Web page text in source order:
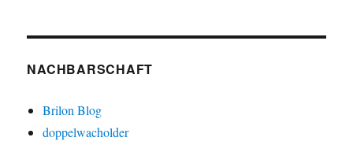
NACHBARSCHAFT
Brilon Blog
doppelwacholder